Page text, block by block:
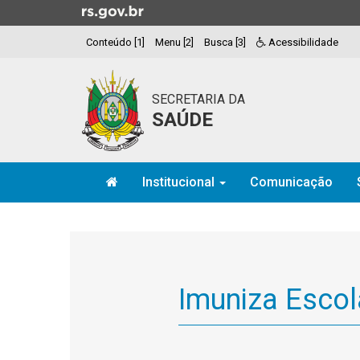
para
Ir
a
Conteúdo [1] Menu [2] Busca [3] Acessibilidade
SECRETARIA DA
SAÚDE
Institucional Comunicação
Imuniza